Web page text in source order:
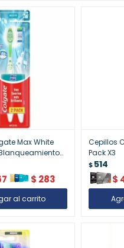
Max White
$ 283
Cepillos
Pack X3
$514
$